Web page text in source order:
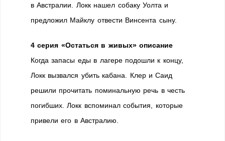
в Австралии. Локк нашел собаку Уолта и
предложил Майклу отвести Винсента сыну.
4 серия «Остаться в живых» описание
Когда запасы еды в лагере подошли к концу,
Локк вызвался убить кабана. Клер и Саид
решили прочитать поминальную речь в честь
погибших. Локк вспоминал события, которые
привели его в Австралию.